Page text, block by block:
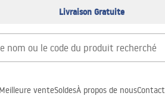
Livraison Gratuite
Meilleure venteSoldesÀ propos de nousContact